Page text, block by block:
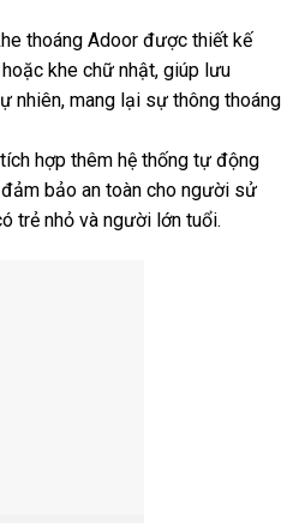
thoáng Adoor được thiết kế
khe chữ nhật, giúp lưu
nhiên, mang lại sự thông thoáng
hợp thêm hệ thống tự động
bảo an toàn cho người sử
trẻ nhỏ và người lớn tuổi.